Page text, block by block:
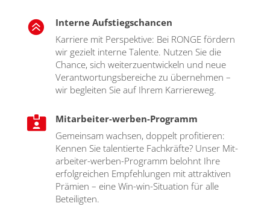

Interne Aufstiegschancen
Kar­rie­re mit Per­spek­ti­ve: Bei RONGE för­dern
wir gezielt inter­ne Talen­te. Nut­zen Sie die
Chan­ce, sich wei­ter­zu­ent­wi­ckeln und neue
Ver­ant­wor­tungs­be­rei­che zu über­neh­men –
wir beglei­ten Sie auf Ihrem Kar­rie­re­weg.

Mitarbeiter-werben-Programm
Gemein­sam wach­sen, dop­pelt pro­fi­tie­ren:
Ken­nen Sie talen­tier­te Fach­kräf­te? Unser Mit­
ar­bei­ter-wer­ben-Pro­gramm belohnt Ihre
erfolg­rei­chen Emp­feh­lun­gen mit attrak­ti­ven
Prä­mi­en – eine Win-win-Situa­ti­on für alle
Betei­lig­ten.